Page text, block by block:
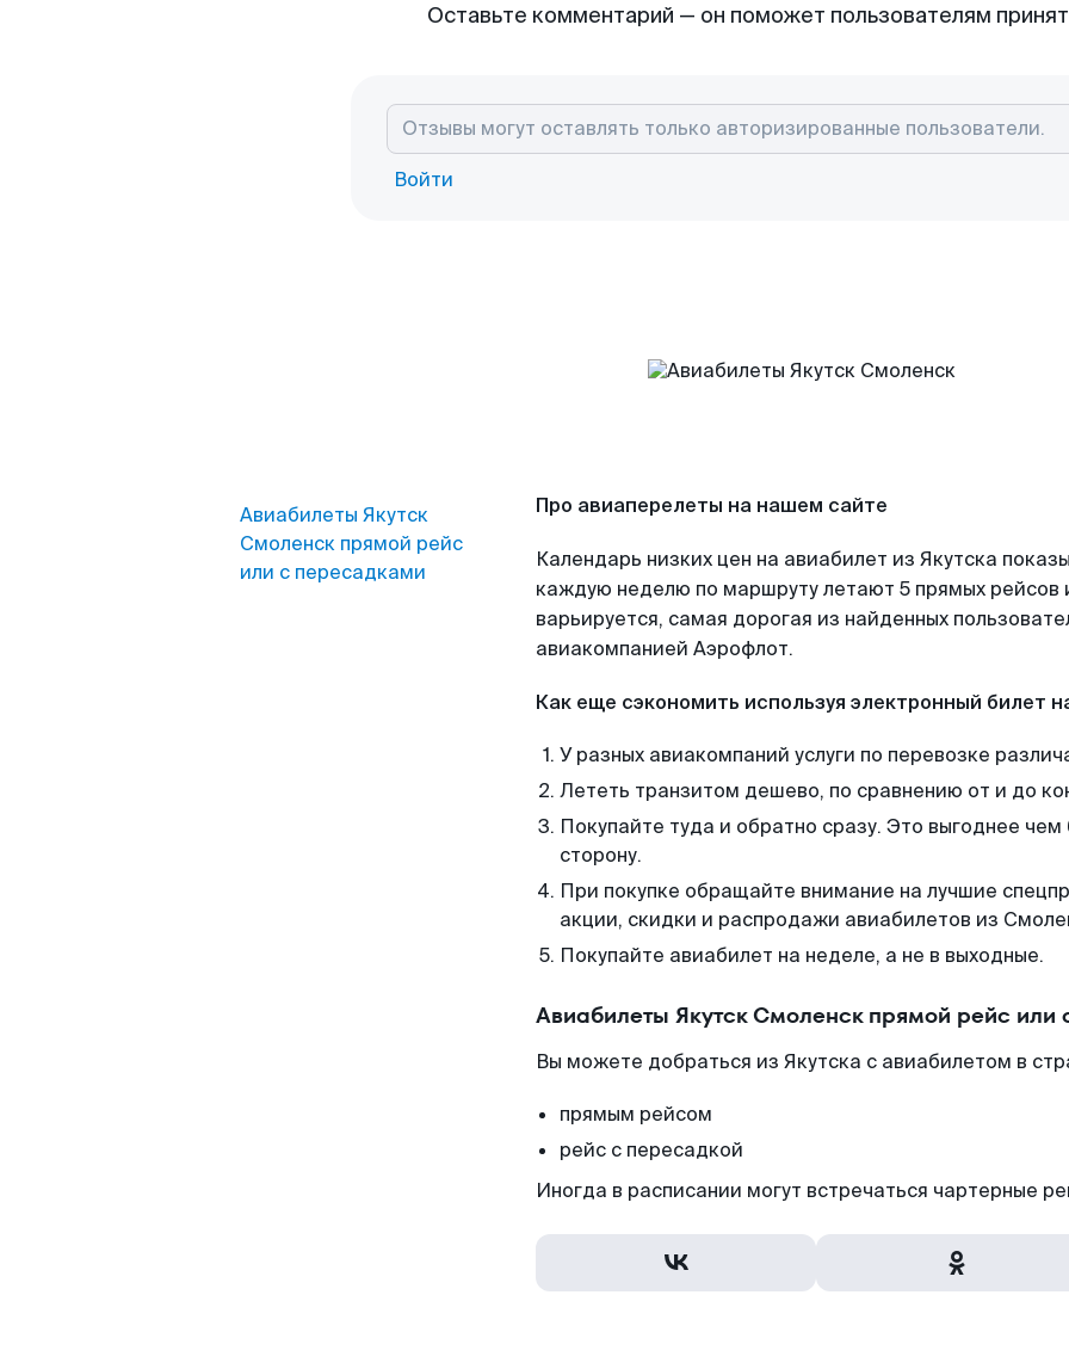
Оставьте комментарий — он поможет пользователям
Войти
Авиабилеты Якутск
Смоленск прямой рейс
или с пересадками
Про авиаперелеты на нашем сайте
Календарь низких цен на авиабилет из Якутска
каждую неделю по маршруту летают 5 прямых рейсов
варьируется, самая дорогая из найденных
авиакомпанией Аэрофлот.
Как еще сэкономить используя электронный билет
У разных авиакомпаний услуги по перевозке
Лететь транзитом дешево, по сравнению от и до
Покупайте туда и обратно сразу. Это выгоднее
сторону.
При покупке обращайте внимание на лучшие
акции, скидки и распродажи авиабилетов из
Покупайте авиабилет на неделе, а не в выходные.
Авиабилеты Якутск Смоленск прямой рейс или
Вы можете добраться из Якутска с авиабилетом в
прямым рейсом
рейс с пересадкой
Иногда в расписании могут встречаться чартерные